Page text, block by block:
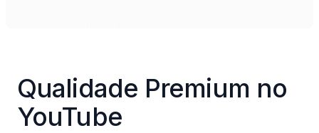
Qualidade Premium no
YouTube